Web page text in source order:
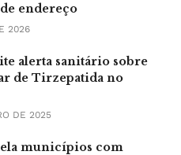
endereço
2026
alerta sanitário sobre
de Tirzepatida no
DE 2025
municípios com